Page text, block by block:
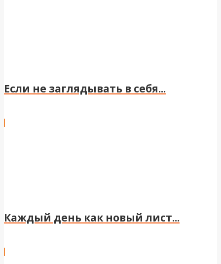
Если не заглядывать в себя...
Каждый день как новый лист...